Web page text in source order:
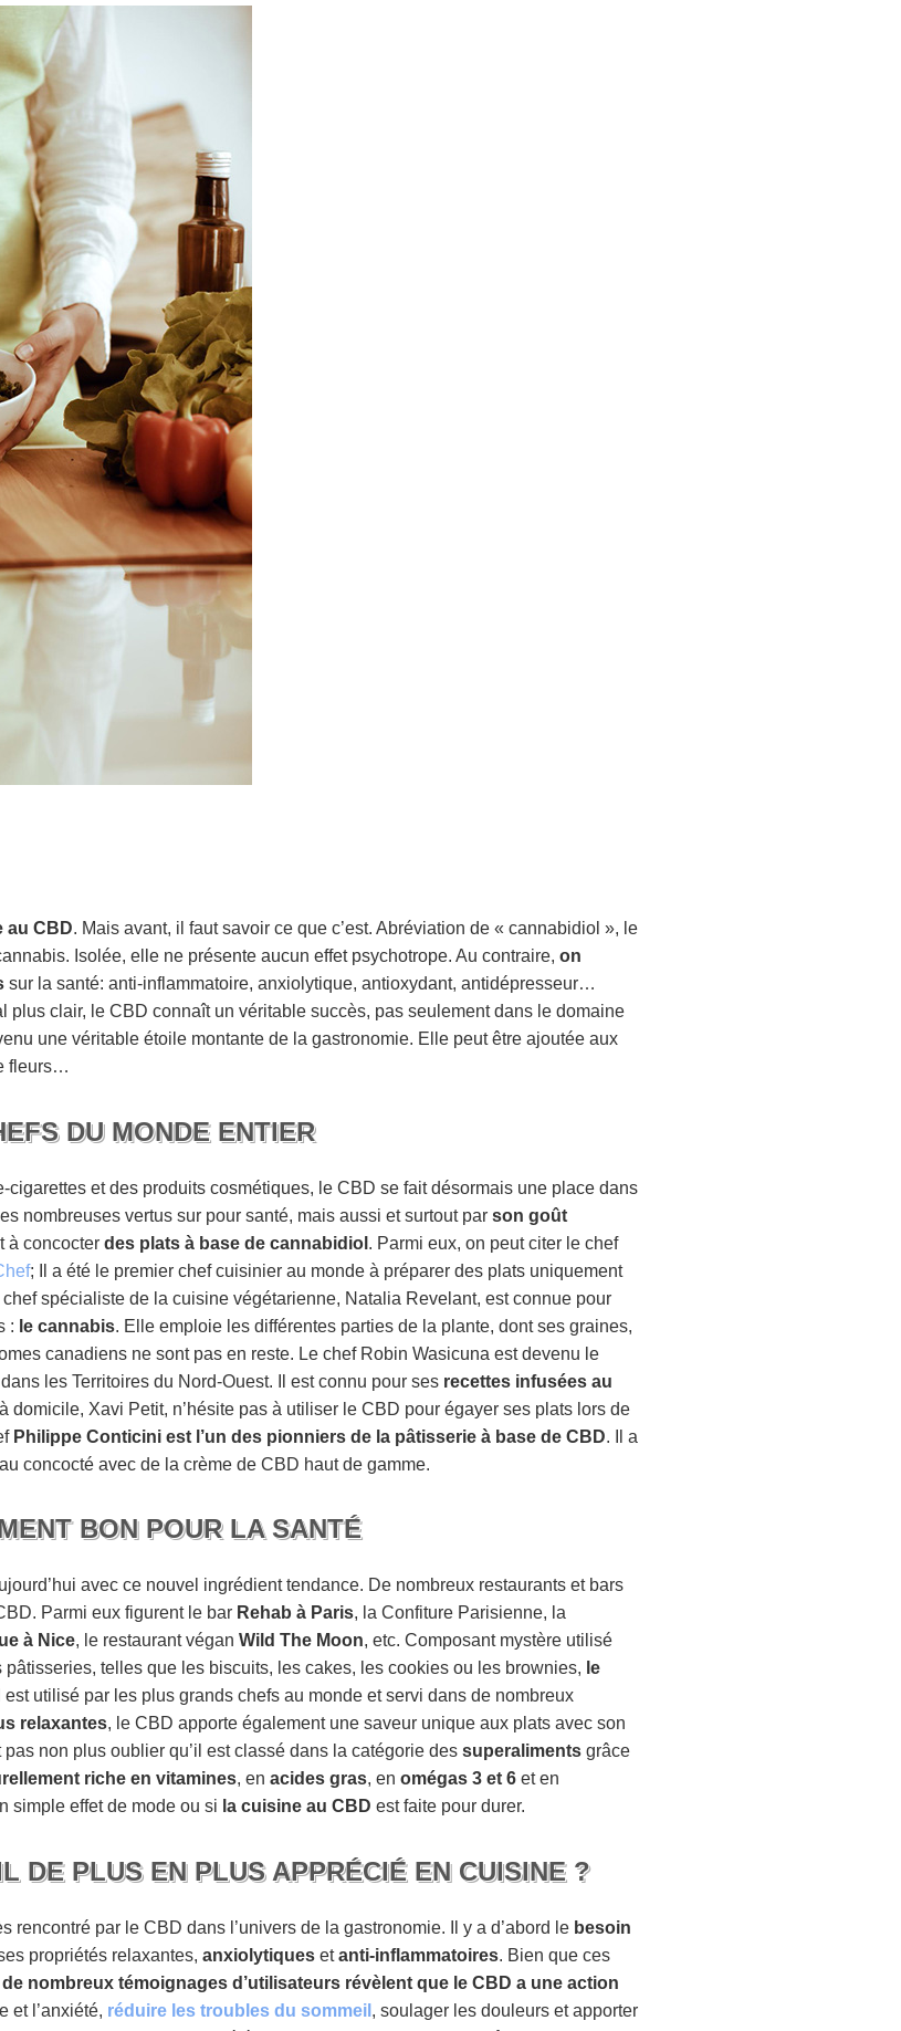
au CBD. Mais avant, il faut savoir ce que c’est. Abréviation de « cannabidiol », le
Isolée, elle ne présente aucun effet psychotrope. Au contraire, on
sur la santé: anti-inflammatoire, anxiolytique, antioxydant, antidépresseur…
plus clair, le CBD connaît un véritable succès, pas seulement dans le domaine
une véritable étoile montante de la gastronomie. Elle peut être ajoutée aux
fleurs…
DU MONDE ENTIER
et des produits cosmétiques, le CBD se fait désormais une place dans
nombreuses vertus sur pour santé, mais aussi et surtout par son goût
à concocter des plats à base de cannabidiol . Parmi eux, on peut citer le chef
; Il a été le premier chef cuisinier au monde à préparer des plats uniquement
spécialiste de la cuisine végétarienne, Natalia Revelant, est connue pour
: le cannabis. Elle emploie les différentes parties de la plante, dont ses graines,
canadiens ne sont pas en reste. Le chef Robin Wasicuna est devenu le
les Territoires du Nord-Ouest. Il est connu pour ses recettes infusées au
domicile, Xavi Petit, n’hésite pas à utiliser le CBD pour égayer ses plats lors de
Philippe Conticini est l’un des pionniers de la pâtisserie à base de CBD. Il a
concocté avec de la crème de CBD haut de gamme.
BON POUR LA SANTÉ
avec ce nouvel ingrédient tendance. De nombreux restaurants et bars
Parmi eux figurent le bar Rehab à Paris, la Confiture Parisienne, la
à Nice, le restaurant végan Wild The Moon, etc. Composant mystère utilisé
telles que les biscuits, les cakes, les cookies ou les brownies, le
est utilisé par les plus grands chefs au monde et servi dans de nombreux
relaxantes, le CBD apporte également une saveur unique aux plats avec son
pas non plus oublier qu’il est classé dans la catégorie des superaliments grâce
riche en vitamines, en acides gras, en omégas 3 et 6 et en
simple effet de mode ou si la cuisine au CBD est faite pour durer.
DE PLUS EN PLUS APPRÉCIÉ EN CUISINE ?
rencontré par le CBD dans l’univers de la gastronomie. Il y a d’abord le besoin
propriétés relaxantes, anxiolytiques etanti-inflammatoires. Bien que ces
de nombreux témoignages d’utilisateurs révèlent que le CBD a une action
et l’anxiété, réduire les troubles du sommeil , soulager les douleurs et apporter